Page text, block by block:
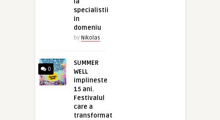
specialistii
in
domeniu
by Nikolas
0
SUMMER
WELL
implineste
15 ani.
Festivalul
care a
transformat